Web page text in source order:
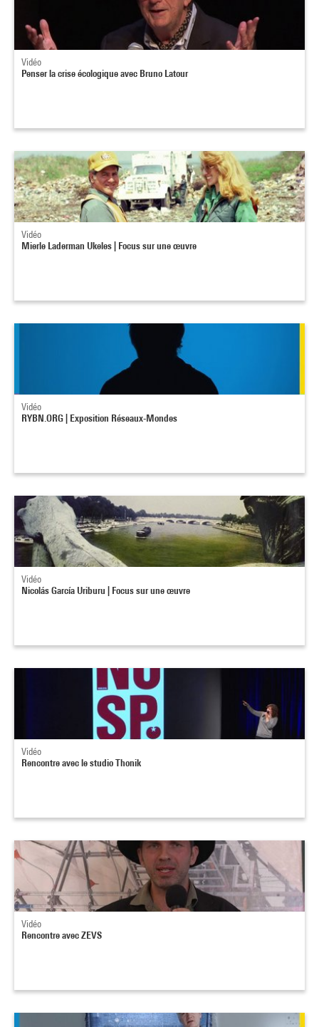
Vidéo
Penser la crise écologique avec Bruno Latour
Vidéo
Mierle Laderman Ukeles | Focus sur une œuvre
Vidéo
RYBN.ORG | Exposition Réseaux-Mondes
Vidéo
Nicolás García Uriburu | Focus sur une œuvre
Vidéo
Rencontre avec le studio Thonik
Vidéo
Rencontre avec ZEVS